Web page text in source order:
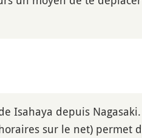
Isahaya depuis Nagasaki.
sur le net) permet